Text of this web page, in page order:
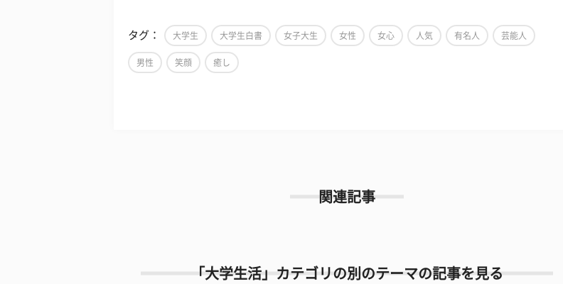
タグ： 大学生 大学生白書 女子大生 女性 女心 人気 有名人 芸能人
男性 笑顔 癒し
関連記事
「大学生活」カテゴリの別のテーマの記事を見る